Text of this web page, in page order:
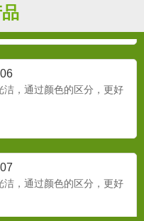
地毯；座椅...
，通过颜色的区分，更好
，通过颜色的区分，更好